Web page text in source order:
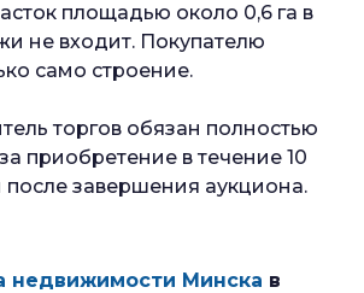
площадью около 0,6 га в
не входит. Покупателю
само строение.
торгов обязан полностью
приобретение в течение 10
завершения аукциона.
недвижимости Минска в